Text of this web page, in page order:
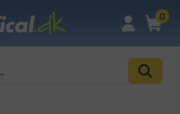
0